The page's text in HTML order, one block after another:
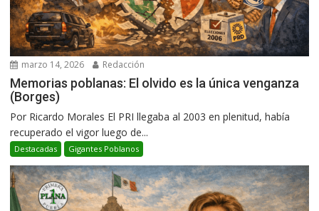
marzo 14, 2026 Redacción
Memorias poblanas: El olvido es la única venganza
(Borges)
Por Ricardo Morales El PRI llegaba al 2003 en plenitud, había
recuperado el vigor luego de...
Destacadas Gigantes Poblanos